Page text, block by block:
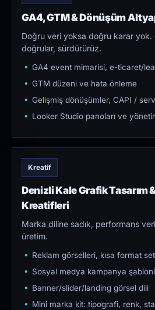
GA4, GTM & Dönüşüm
Doğru veri yoksa doğru karar yok.
doğrular, sürdürürüz.
GA4 event mimarisi, e-ticaret/
GTM düzeni ve hata önleme
Gelişmiş dönüşümler, CAPI /
Looker Studio panoları ve
Kreatif
Denizli Kale Grafik Tasarım
Kreatifleri
Marka diline sadık, performans
üretim.
Reklam görselleri, kısa format
Sosyal medya kampanya
Banner/slider/landing görsel dili
Mini marka kit: tipografi, renk,